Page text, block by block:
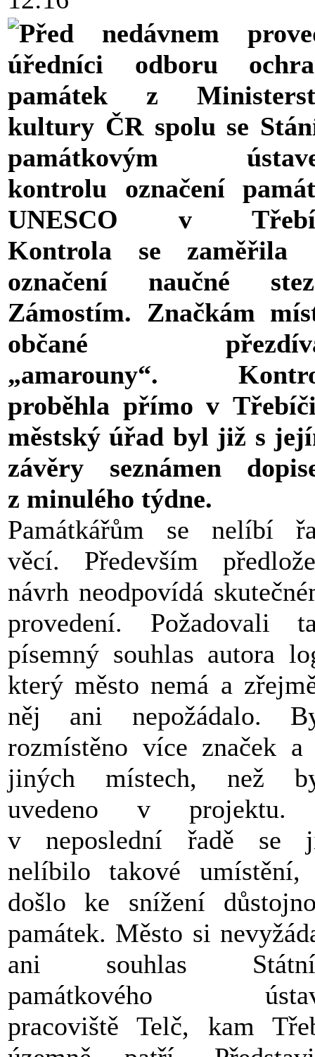
Před nedávnem
úředníci odboru
památek z
kultury ČR spolu se
památkovým
kontrolu označení
UNESCO v
Kontrola se zaměřila
označení naučné
Zámostím. Značkám
občané
„amarouny“.
proběhla přímo v
městský úřad byl již s
závěry seznámen
z minulého týdne.
Památkářům se nelíbí
věcí. Především
návrh neodpovídá
provedení. Požadovali
písemný souhlas autora
který město nemá a
něj ani nepožádalo.
rozmístěno více značek a
jiných místech, než
uvedeno v
v neposlední řadě se
nelíbilo takové umístění,
došlo ke snížení
památek. Město si
ani souhlas
památkového
pracoviště Telč, kam